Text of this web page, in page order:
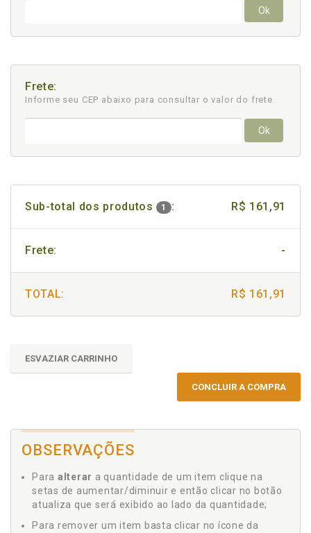
Ok
Frete:
Informe seu CEP abaixo para consultar o valor do frete.
Ok
Sub-total dos produtos 1 : R$ 161,91
Frete: -
TOTAL: R$ 161,91
ESVAZIAR CARRINHO
CONCLUIR A COMPRA
OBSERVAÇÕES
Para alterar a quantidade de um item clique na
setas de aumentar/diminuir e então clicar no botão
atualiza que será exibido ao lado da quantidade;
Para remover um item basta clicar no ícone da